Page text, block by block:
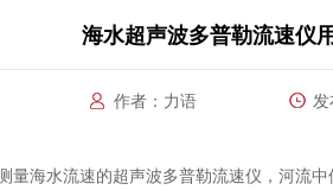
海水超声波多普勒流速仪
作者：力语
海水流速的超声波多普勒流速仪，河流中